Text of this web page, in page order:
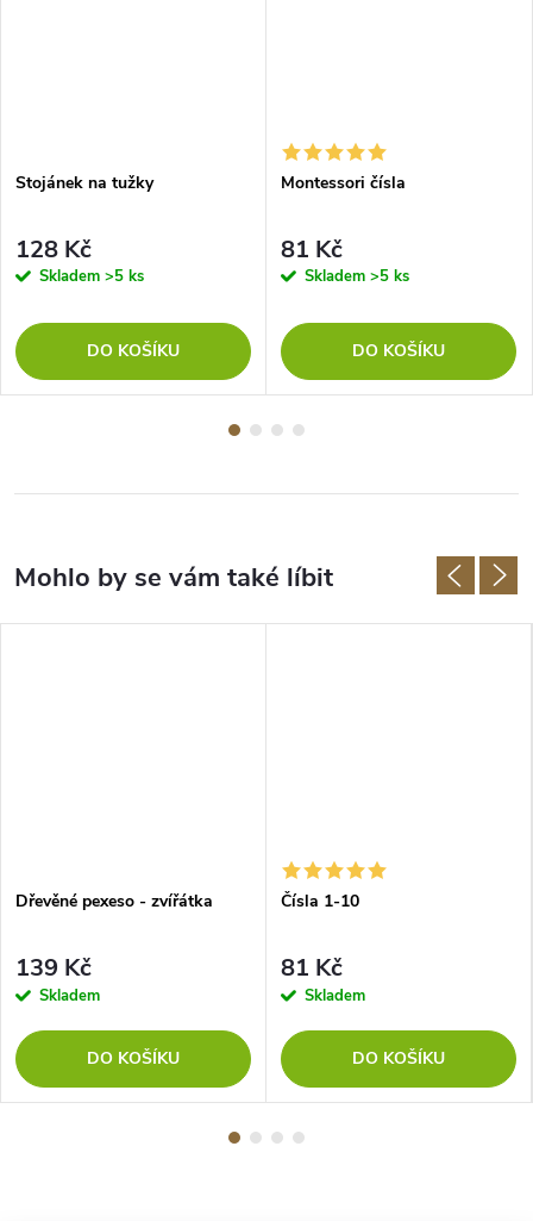
Stojánek na tužky
128 Kč
Skladem >5 ks
DO KOŠÍKU
Montessori čísla
81 Kč
Skladem >5 ks
DO KOŠÍKU
Dřevěné pexeso - zvířátka
139 Kč
Skladem
DO KOŠÍKU
Čísla 1-10
81 Kč
Skladem
DO KOŠÍKU